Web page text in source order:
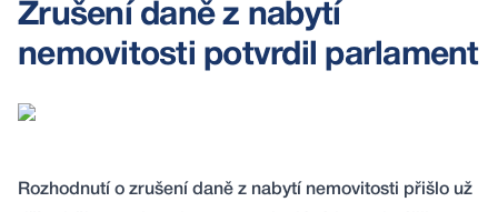
Zrušení daně z nabytí
nemovitosti potvrdil parlament
Rozhodnutí o zrušení daně z nabytí nemovitosti přišlo už